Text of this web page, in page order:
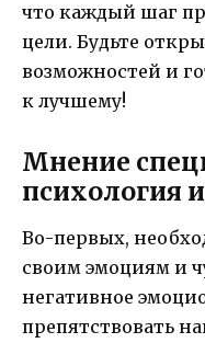
что каждый шаг
цели. Будьте
возможностей и
к лучшему!
Мнение
психология
Во-первых,
своим эмоциям и
негативное
препятствовать